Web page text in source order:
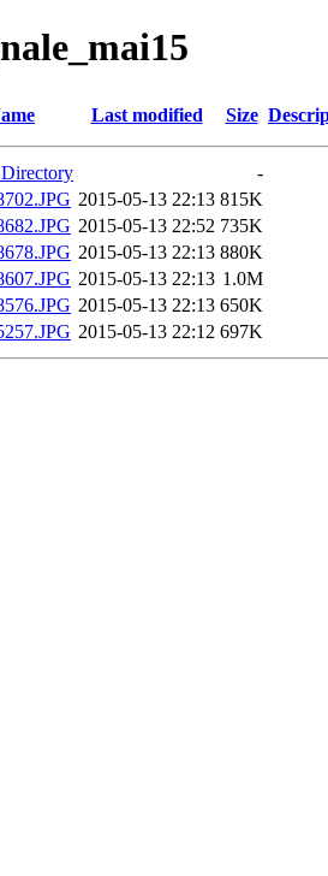
Last modified Size
-
2015-05-13 22:13 815K
2015-05-13 22:52 735K
2015-05-13 22:13 880K
2015-05-13 22:13 1.0M
2015-05-13 22:13 650K
2015-05-13 22:12 697K